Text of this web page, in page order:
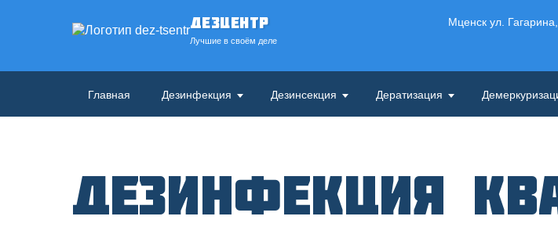
ДезЦентр
Лучшие в своём деле
Мценск ул.
Главная Дезинфекция Дезинсекция Дератизация
Дезинфекция